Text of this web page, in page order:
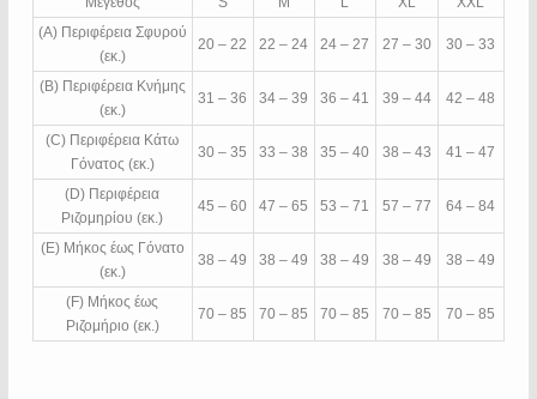
(A) Περιφέρεια Σφυρού
(εκ.)
20 – 22 22 – 24 24 – 27 27 – 30 30 – 33
(B) Περιφέρεια Κνήμης
(εκ.)
31 – 36 34 – 39 36 – 41 39 – 44 42 – 48
(C) Περιφέρεια Κάτω
Γόνατος (εκ.)
30 – 35 33 – 38 35 – 40 38 – 43 41 – 47
(D) Περιφέρεια
Ριζομηρίου (εκ.)
45 – 60 47 – 65 53 – 71 57 – 77 64 – 84
(E) Μήκος έως Γόνατο
(εκ.)
38 – 49 38 – 49 38 – 49 38 – 49 38 – 49
(F) Μήκος έως
Ριζομήριο (εκ.)
70 – 85 70 – 85 70 – 85 70 – 85 70 – 85